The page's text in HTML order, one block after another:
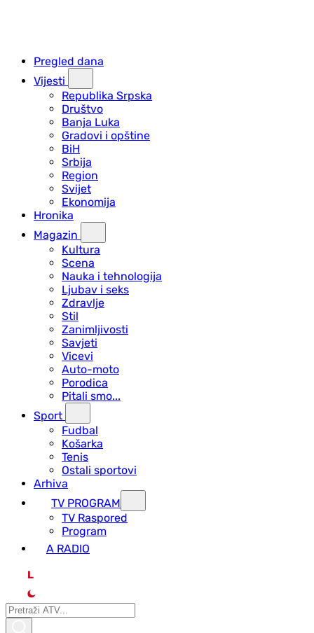
Pregled dana
Vijesti
Republika Srpska
Društvo
Banja Luka
Gradovi i opštine
BiH
Srbija
Region
Svijet
Ekonomija
Hronika
Magazin
Kultura
Scena
Nauka i tehnologija
Ljubav i seks
Zdravlje
Stil
Zanimljivosti
Savjeti
Vicevi
Auto-moto
Porodica
Pitali smo...
Sport
Fudbal
Košarka
Tenis
Ostali sportovi
Arhiva
TV PROGRAM
ТV Raspored
Program
A RADIO
L